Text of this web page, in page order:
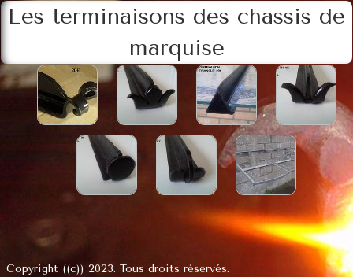
Catalogue marquises
Catalogue des consoles
Catalogue des verres
Les TERMINAISONS
DEMANDE DE DEVIS
nos réalisation des marquises
Les terminaisons des chassis de
marquise
Copyright ((c)) 2023. Tous droits réservés.